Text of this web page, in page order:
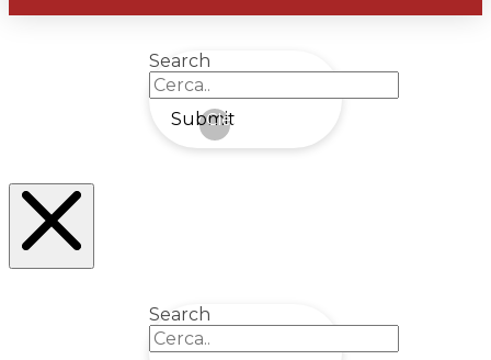
Search
Submit
Clear
Search